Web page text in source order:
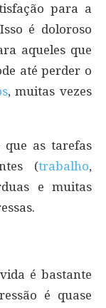
para a
é doloroso
aqueles que
até perder o
, muitas vezes
as tarefas
(trabalho,
e muitas
é bastante
é quase